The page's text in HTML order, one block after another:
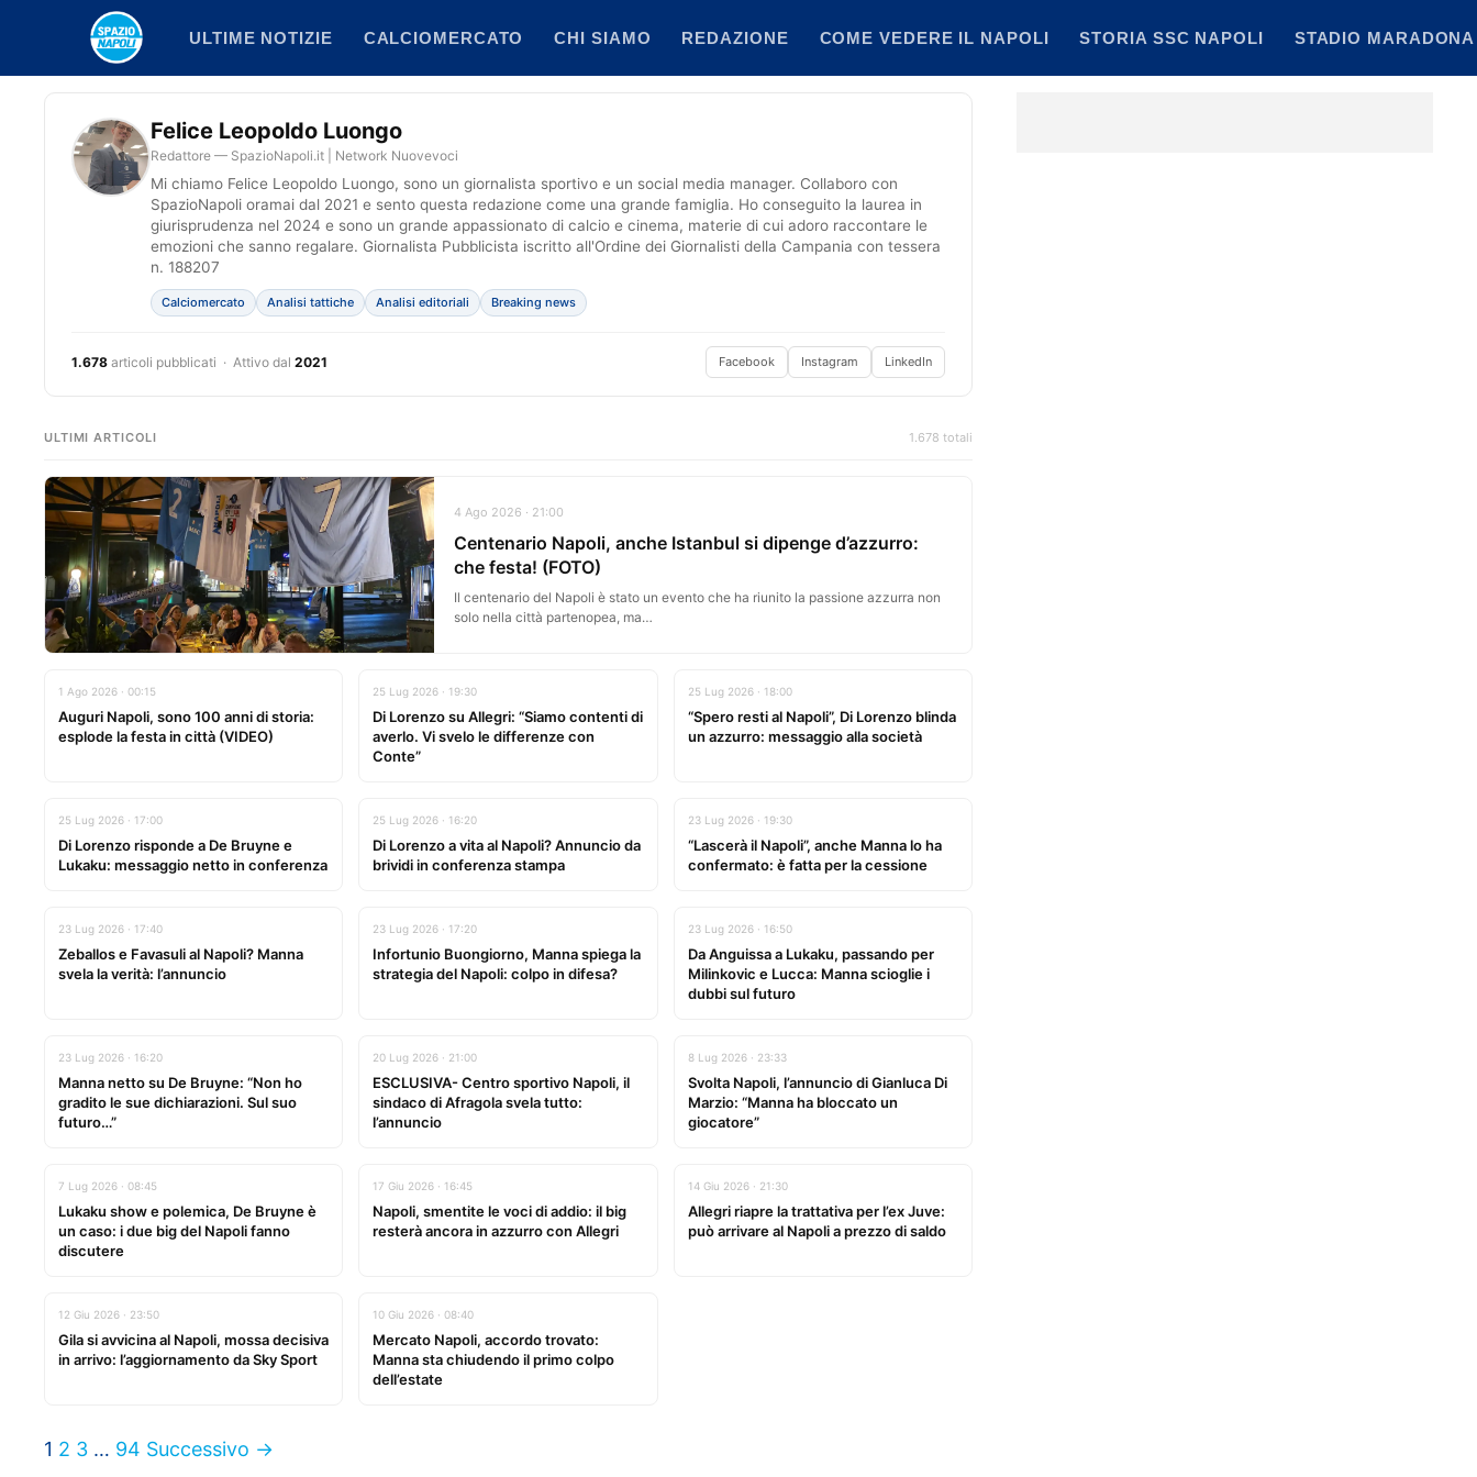
ULTIME NOTIZIE CALCIOMERCATO CHI SIAMO REDAZIONE COME VEDERE IL NAPOLI STORIA SSC NAPOLI STADIO MARADONA
Felice Leopoldo Luongo
Redattore — SpazioNapoli.it | Network Nuovevoci
Mi chiamo Felice Leopoldo Luongo, sono un giornalista sportivo e un social media manager. Collaboro con
SpazioNapoli oramai dal 2021 e sento questa redazione come una grande famiglia. Ho conseguito la laurea in
giurisprudenza nel 2024 e sono un grande appassionato di calcio e cinema, materie di cui adoro raccontare le
emozioni che sanno regalare. Giornalista Pubblicista iscritto all'Ordine dei Giornalisti della Campania con tessera
n. 188207
Calciomercato Analisi tattiche Analisi editoriali Breaking news
1.678 articoli pubblicati · Attivo dal 2021 Facebook Instagram LinkedIn
ULTIMI ARTICOLI 1.678 totali
4 Ago 2026 · 21:00
Centenario Napoli, anche Istanbul si dipenge d’azzurro:
che festa! (FOTO)
Il centenario del Napoli è stato un evento che ha riunito la passione azzurra non
solo nella città partenopea, ma…
1 Ago 2026 · 00:15
Auguri Napoli, sono 100 anni di storia:
esplode la festa in città (VIDEO)
25 Lug 2026 · 19:30
Di Lorenzo su Allegri: “Siamo contenti di
averlo. Vi svelo le differenze con
Conte”
25 Lug 2026 · 18:00
“Spero resti al Napoli”, Di Lorenzo blinda
un azzurro: messaggio alla società
25 Lug 2026 · 17:00
Di Lorenzo risponde a De Bruyne e
Lukaku: messaggio netto in conferenza
25 Lug 2026 · 16:20
Di Lorenzo a vita al Napoli? Annuncio da
brividi in conferenza stampa
23 Lug 2026 · 19:30
“Lascerà il Napoli”, anche Manna lo ha
confermato: è fatta per la cessione
23 Lug 2026 · 17:40
Zeballos e Favasuli al Napoli? Manna
svela la verità: l’annuncio
23 Lug 2026 · 17:20
Infortunio Buongiorno, Manna spiega la
strategia del Napoli: colpo in difesa?
23 Lug 2026 · 16:50
Da Anguissa a Lukaku, passando per
Milinkovic e Lucca: Manna scioglie i
dubbi sul futuro
23 Lug 2026 · 16:20
Manna netto su De Bruyne: “Non ho
gradito le sue dichiarazioni. Sul suo
futuro…”
20 Lug 2026 · 21:00
ESCLUSIVA- Centro sportivo Napoli, il
sindaco di Afragola svela tutto:
l’annuncio
8 Lug 2026 · 23:33
Svolta Napoli, l’annuncio di Gianluca Di
Marzio: “Manna ha bloccato un
giocatore”
7 Lug 2026 · 08:45
Lukaku show e polemica, De Bruyne è
un caso: i due big del Napoli fanno
discutere
17 Giu 2026 · 16:45
Napoli, smentite le voci di addio: il big
resterà ancora in azzurro con Allegri
14 Giu 2026 · 21:30
Allegri riapre la trattativa per l’ex Juve:
può arrivare al Napoli a prezzo di saldo
12 Giu 2026 · 23:50
Gila si avvicina al Napoli, mossa decisiva
in arrivo: l’aggiornamento da Sky Sport
10 Giu 2026 · 08:40
Mercato Napoli, accordo trovato:
Manna sta chiudendo il primo colpo
dell’estate
1 2 3 … 94 Successivo →